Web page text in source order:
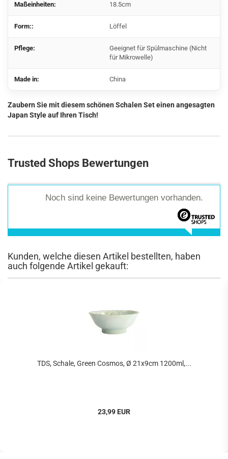
Maßeinheiten: 18.5cm
Form:: Löffel
Pflege:
Geeignet für Spülmaschine (Nicht
für Mikrowelle)
Made in: China
Zaubern Sie mit diesem schönen Schalen Set einen angesagten
Japan Style auf Ihren Tisch!
Trusted Shops Bewertungen
Noch sind keine Bewertungen vorhanden.
Kunden, welche diesen Artikel bestellten, haben
auch folgende Artikel gekauft:
TDS, Schale, Green Cosmos, Ø 21x9cm 1200ml,...
23,99 EUR